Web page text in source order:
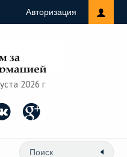
Авторизация
2026 г